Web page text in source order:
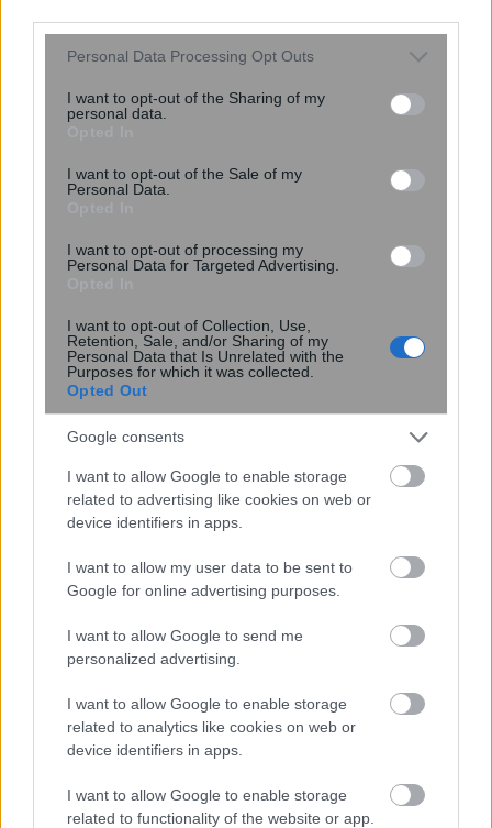
Please note that this website/app uses one or more Google
not limited to your visit or usage behaviour. You may click to
grant or deny consent to Google and its third-party tags to
consent section.
Personal Data Processing Opt Outs
I want to opt-out of the Sharing of my
personal data.
I want to opt-out of the Sale of my
Personal Data.
I want to opt-out of processing my
Personal Data for Targeted Advertising.
I want to opt-out of Collection, Use,
Retention, Sale, and/or Sharing of my
Personal Data that Is Unrelated with the
Purposes for which it was collected.
Opted Out
Google consents
I want to allow Google to enable storage
related to advertising like cookies on web or
device identifiers in apps.
I want to allow my user data to be sent to
Google for online advertising purposes.
I want to allow Google to send me
personalized advertising.
I want to allow Google to enable storage
related to analytics like cookies on web or
device identifiers in apps.
I want to allow Google to enable storage
related to functionality of the website or app.
Σχόλια Αναγνωστών
στο
Δείτε όλες τις τελευταίεςΕιδήσειςαπό την Ελλάδα
και τον Κόσμο στο
Ροή Οικονομία Επιχειρήσεις
1 ώρα πριν
Χρέη στο Δημόσιο: Αναλυτικός οδηγός
για ρυθμίσεις οφειλών σε 24, 48 και 72
μηνιαίες δόσεις
Ταμείο Ανάκαμψης: Αγώνας δρόμου για
επίκεντρο τα έργα...